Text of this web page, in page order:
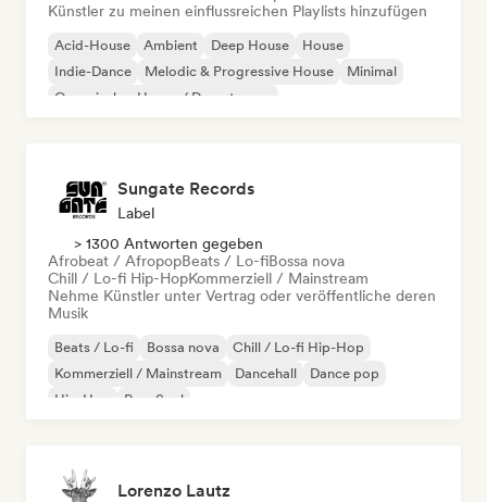
Künstler zu meinen einflussreichen Playlists hinzufügen
Acid-House Ambient Deep House
House
Indie-Dance
Melodic & Progressive House
Minimal
Organischer House / Downtempo
Sungate Records
Label
> 1300 Antworten gegeben
Afrobeat / AfropopBeats / Lo-fiBossa nova
Chill / Lo-fi Hip-HopKommerziell / Mainstream
Nehme Künstler unter Vertrag oder veröffentliche deren
Musik
Beats / Lo-fi Bossa nova
Chill / Lo-fi Hip-Hop
Kommerziell / Mainstream
Dancehall
Dance pop
Hip-Hop
Pop-Soul
Lorenzo Lautz